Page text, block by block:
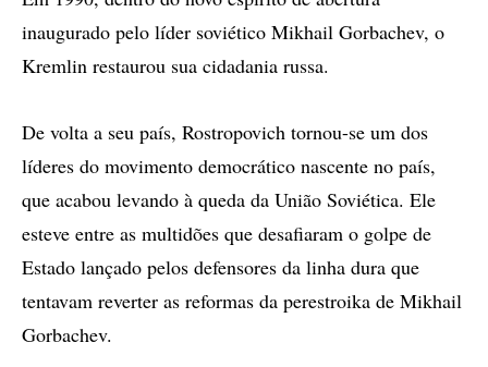
inaugurado pelo líder soviético Mikhail Gorbachev, o
Kremlin restaurou sua cidadania russa.
De volta a seu país, Rostropovich tornou-se um dos
líderes do movimento democrático nascente no país,
que acabou levando à queda da União Soviética. Ele
esteve entre as multidões que desafiaram o golpe de
Estado lançado pelos defensores da linha dura que
tentavam reverter as reformas da perestroika de Mikhail
Gorbachev.